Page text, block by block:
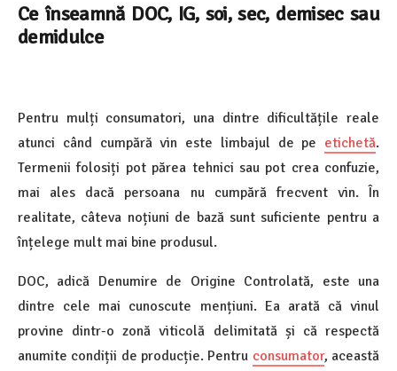
Ce înseamnă DOC, IG, soi, sec, demisec sau
demidulce
Pentru mulți consumatori, una dintre dificultățile reale
atunci când cumpără vin este limbajul de pe etichetă.
Termenii folosiți pot părea tehnici sau pot crea confuzie,
mai ales dacă persoana nu cumpără frecvent vin. În
realitate, câteva noțiuni de bază sunt suficiente pentru a
înțelege mult mai bine produsul.
DOC, adică Denumire de Origine Controlată, este una
dintre cele mai cunoscute mențiuni. Ea arată că vinul
provine dintr-o zonă viticolă delimitată și că respectă
anumite condiții de producție. Pentru consumator, această